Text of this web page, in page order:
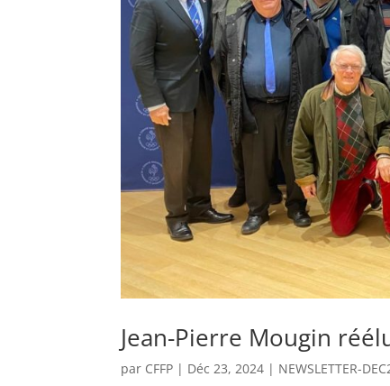
Jean-Pierre Mougin
par CFFP | Déc 23, 2024 | NEWSLETTER-